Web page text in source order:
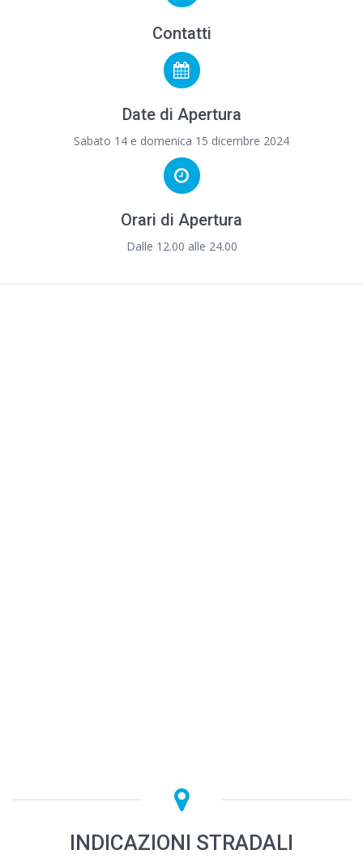
Contatti
Date di Apertura
Sabato 14 e domenica 15 dicembre 2024
Orari di Apertura
Dalle 12.00 alle 24.00
INDICAZIONI STRADALI